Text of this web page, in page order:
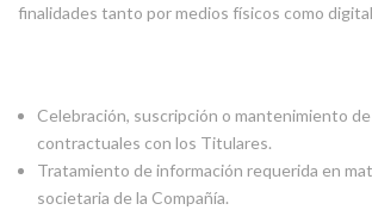
finalidades tanto por medios físicos como
Celebración, suscripción o mantenimiento
contractuales con los Titulares.
Tratamiento de información requerida en
societaria de la Compañía.